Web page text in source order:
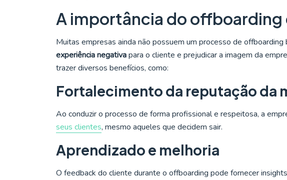
A importância do
Muitas empresas ainda não possuem um processo de
experiência negativapara o cliente e prejudicar a imagem da
trazer diversos benefícios, como:
Fortalecimento da reputação da
Ao conduzir o processo de forma profissional e respeitosa, a
seus clientes, mesmo aqueles que decidem sair.
Aprendizado e melhoria
O feedback do cliente durante o offboarding pode fornecer